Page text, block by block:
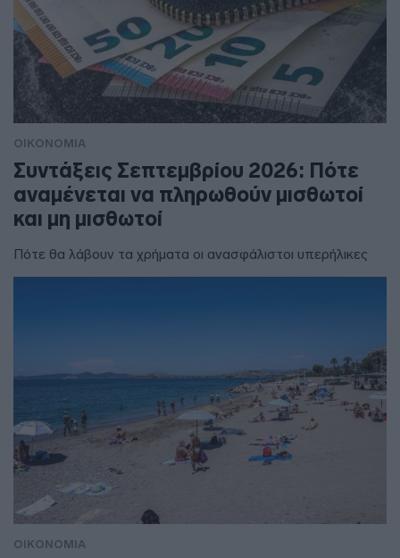
ΟΙΚΟΝΟΜΙΑ
Συντάξεις Σεπτεμβρίου 2026: Πότε
αναμένεται να πληρωθούν μισθωτοί
και μη μισθωτοί
Πότε θα λάβουν τα χρήματα οι ανασφάλιστοι υπερήλικες
ΟΙΚΟΝΟΜΙΑ